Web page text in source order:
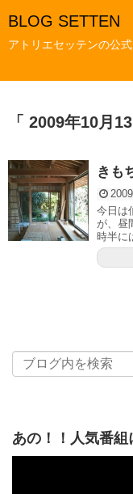
BLOG SETTEN
アトリエセッテンの公
「 2009年10月
きも
今日は
が、昼
時半に
あの！！人気番